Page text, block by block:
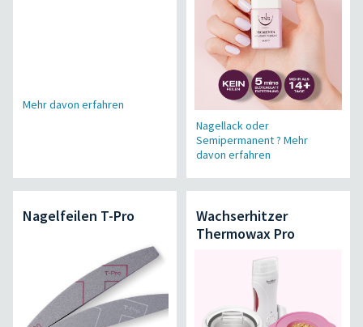
Mehr davon erfahren
Nagellack oder
Semipermanent ? Mehr
davon erfahren
Nagelfeilen T-Pro
Wachserhitzer
Thermowax Pro